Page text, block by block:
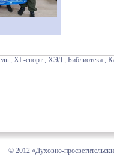
, XL-спорт , ХЭД , Библиотека ,
© 2012 «Духовно-